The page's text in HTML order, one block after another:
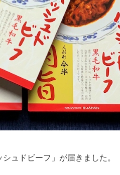
ュドビーフ」が届きました。